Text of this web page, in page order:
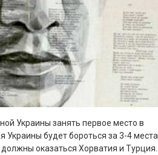
Украины занять первое место в
Украины будет бороться за 3-4 места
оказаться Хорватия и Турция.